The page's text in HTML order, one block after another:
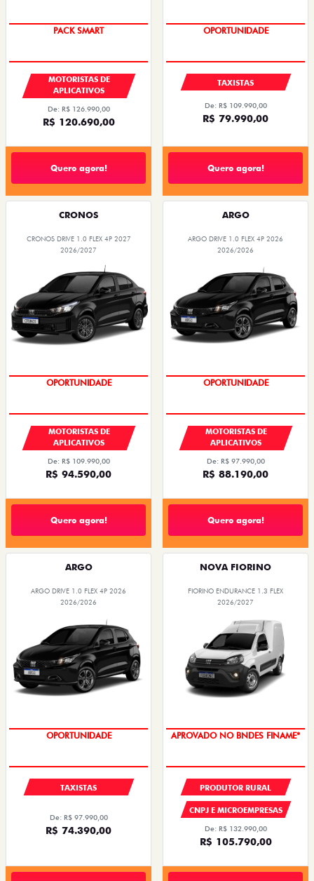
PACK SMART
MOTORISTAS DE
APLICATIVOS
De: R$ 126.990,00
R$ 120.690,00
Quero agora!
OPORTUNIDADE
TAXISTAS
De: R$ 109.990,00
R$ 79.990,00
Quero agora!
CRONOS
CRONOS DRIVE 1.0 FLEX 4P 2027
2026/2027
OPORTUNIDADE
MOTORISTAS DE
APLICATIVOS
De: R$ 109.990,00
R$ 94.590,00
Quero agora!
ARGO
ARGO DRIVE 1.0 FLEX 4P 2026
2026/2026
OPORTUNIDADE
MOTORISTAS DE
APLICATIVOS
De: R$ 97.990,00
R$ 88.190,00
Quero agora!
ARGO
ARGO DRIVE 1.0 FLEX 4P 2026
2026/2026
OPORTUNIDADE
TAXISTAS
De: R$ 97.990,00
R$ 74.390,00
NOVA FIORINO
FIORINO ENDURANCE 1.3 FLEX
2026/2027
APROVADO NO BNDES FINAME*
PRODUTOR RURAL
CNPJ E MICROEMPRESAS
De: R$ 132.990,00
R$ 105.790,00